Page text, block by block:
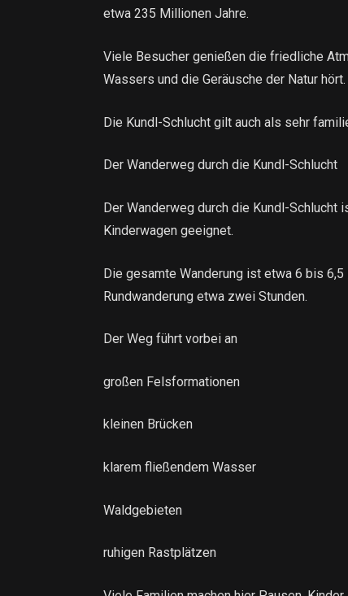
etwa 235 Millionen Jahre.
Viele Besucher genießen die friedliche
Wassers und die Geräusche der Natur hört.
Die Kundl-Schlucht gilt auch als sehr
Der Wanderweg durch die Kundl-Schlucht
Der Wanderweg durch die Kundl-Schlucht
Kinderwagen geeignet.
Die gesamte Wanderung ist etwa 6 bis
Rundwanderung etwa zwei Stunden.
Der Weg führt vorbei an
großen Felsformationen
kleinen Brücken
klarem fließendem Wasser
Waldgebieten
ruhigen Rastplätzen